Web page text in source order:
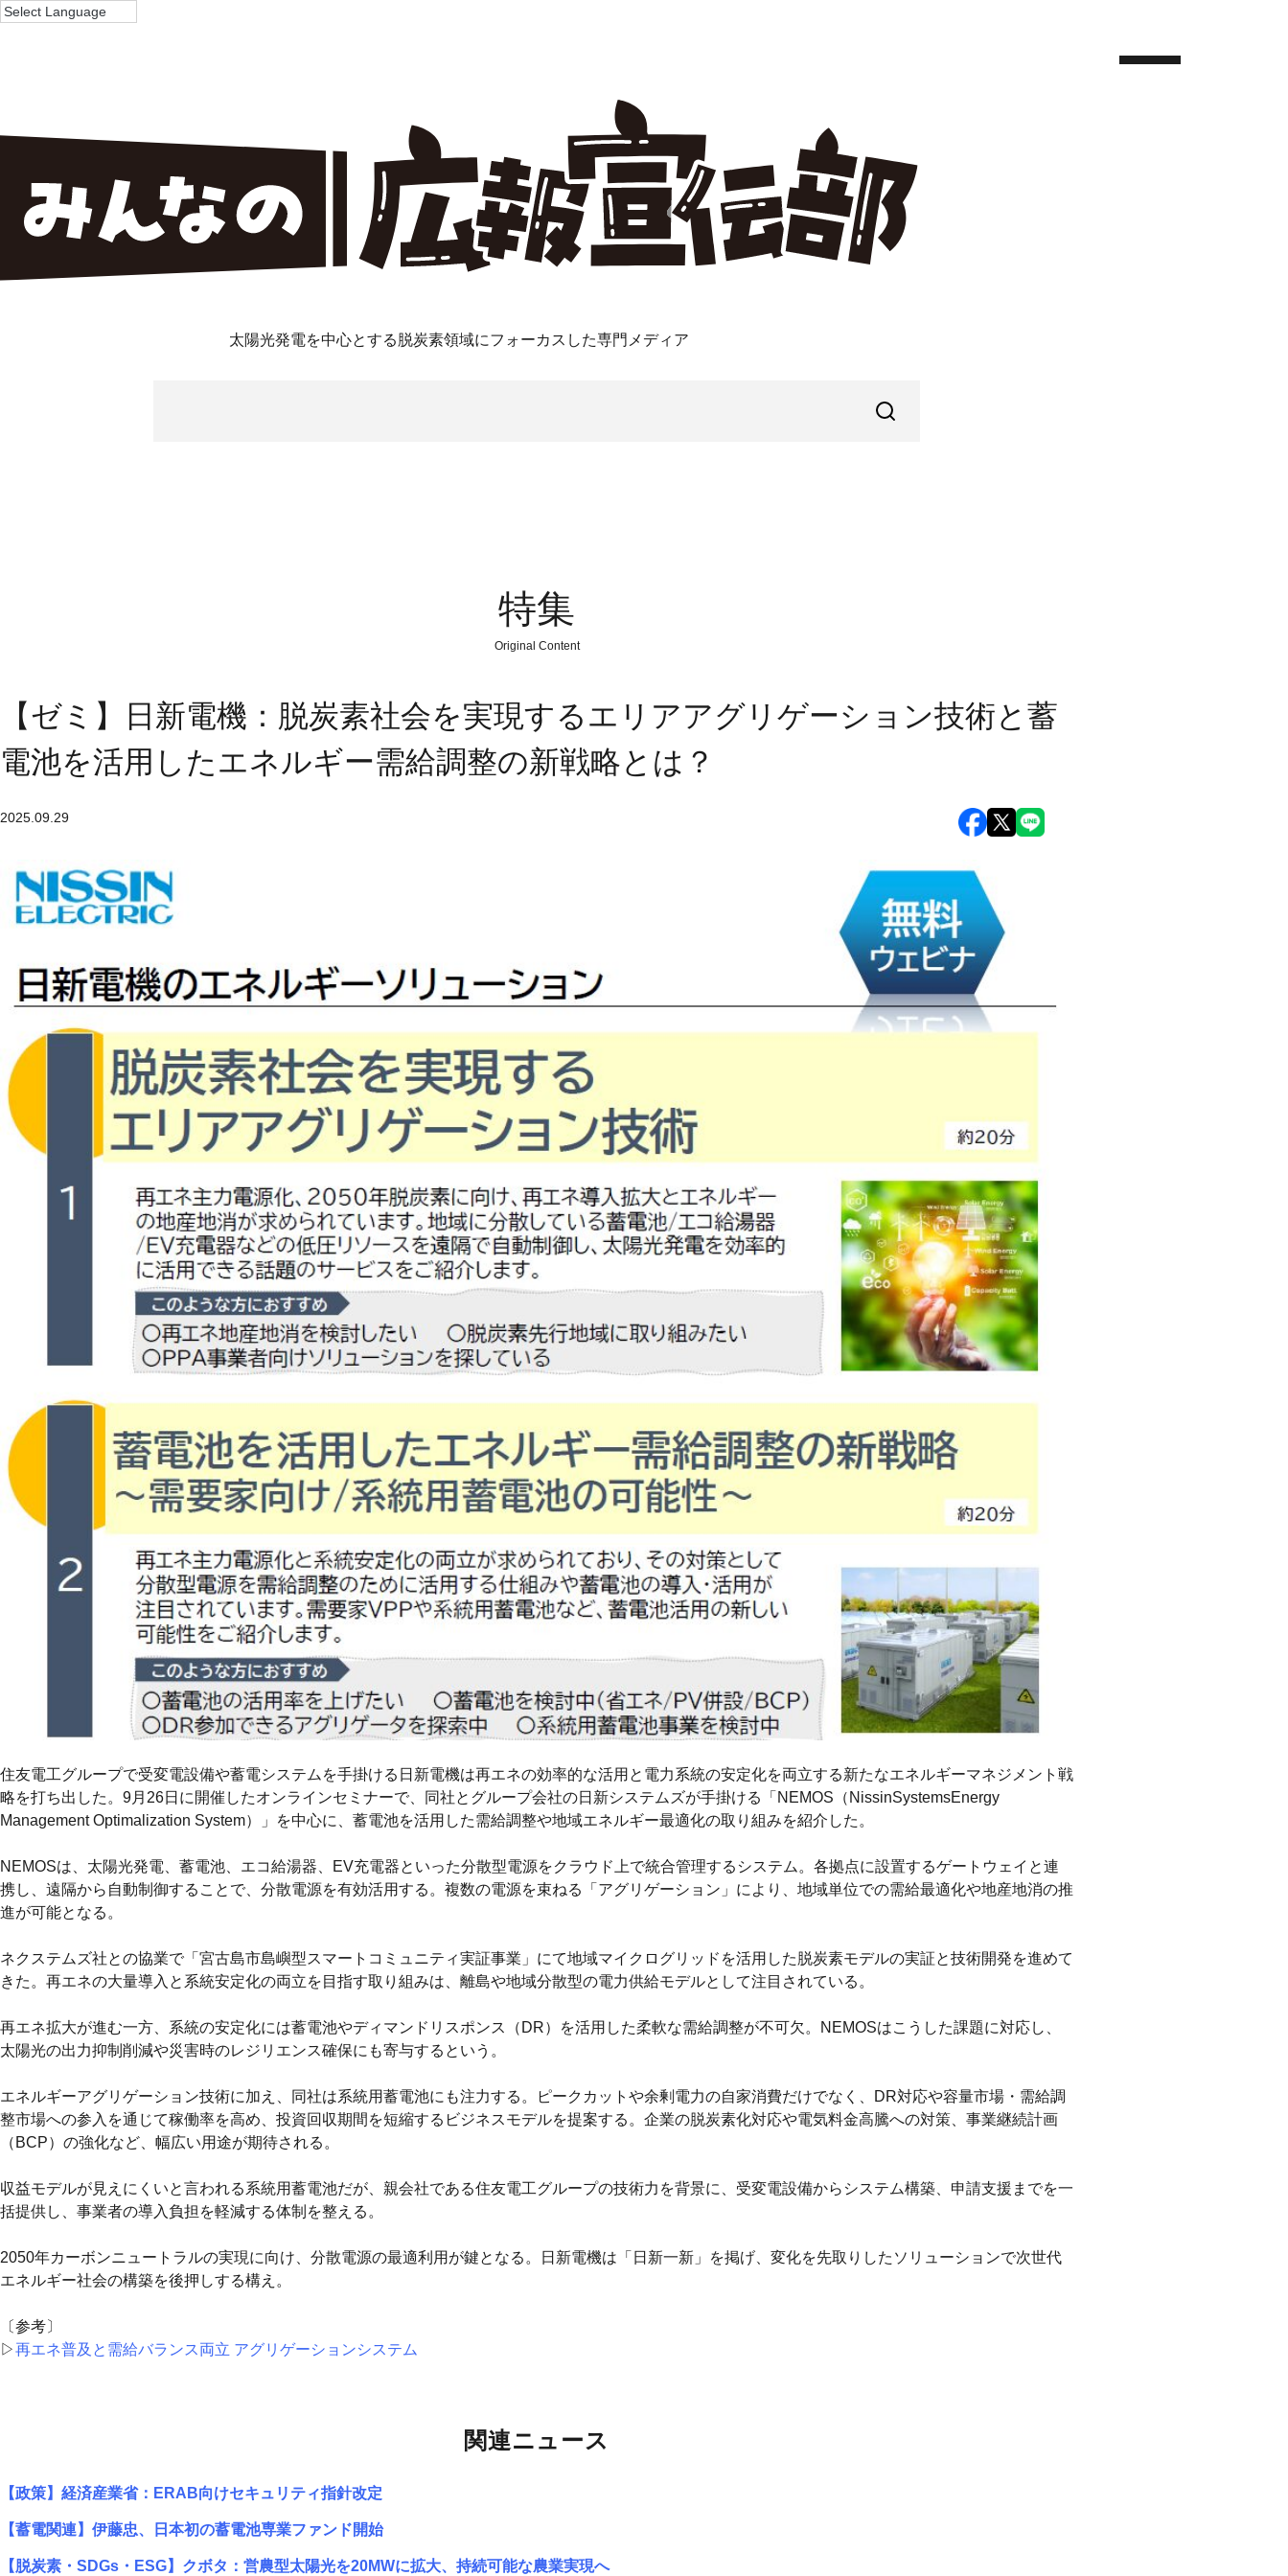
太陽光発電を中心とする脱炭素領域にフォーカスした専門メディア
特集
Original Content
【ゼミ】日新電機：脱炭素社会を実現するエリアアグリゲーション技術と蓄
電池を活用したエネルギー需給調整の新戦略とは？
2025.09.29
住友電工グループで受変電設備や蓄電システムを手掛ける日新電機は再エネの効率的な活用と電力系統の安定化を両立する新たなエネルギーマネジメント戦
略を打ち出した。9月26日に開催したオンラインセミナーで、同社とグループ会社の日新システムズが手掛ける「NEMOS（NissinSystemsEnergy
Management Optimalization System）」を中心に、蓄電池を活用した需給調整や地域エネルギー最適化の取り組みを紹介した。
NEMOSは、太陽光発電、蓄電池、エコ給湯器、EV充電器といった分散型電源をクラウド上で統合管理するシステム。各拠点に設置するゲートウェイと連
携し、遠隔から自動制御することで、分散電源を有効活用する。複数の電源を束ねる「アグリゲーション」により、地域単位での需給最適化や地産地消の推
進が可能となる。
ネクステムズ社との協業で「宮古島市島嶼型スマートコミュニティ実証事業」にて地域マイクログリッドを活用した脱炭素モデルの実証と技術開発を進めて
きた。再エネの大量導入と系統安定化の両立を目指す取り組みは、離島や地域分散型の電力供給モデルとして注目されている。
再エネ拡大が進む一方、系統の安定化には蓄電池やディマンドリスポンス（DR）を活用した柔軟な需給調整が不可欠。NEMOSはこうした課題に対応し、
太陽光の出力抑制削減や災害時のレジリエンス確保にも寄与するという。
エネルギーアグリゲーション技術に加え、同社は系統用蓄電池にも注力する。ピークカットや余剰電力の自家消費だけでなく、DR対応や容量市場・需給調
整市場への参入を通じて稼働率を高め、投資回収期間を短縮するビジネスモデルを提案する。企業の脱炭素化対応や電気料金高騰への対策、事業継続計画
（BCP）の強化など、幅広い用途が期待される。
収益モデルが見えにくいと言われる系統用蓄電池だが、親会社である住友電工グループの技術力を背景に、受変電設備からシステム構築、申請支援までを一
括提供し、事業者の導入負担を軽減する体制を整える。
2050年カーボンニュートラルの実現に向け、分散電源の最適利用が鍵となる。日新電機は「日新一新」を掲げ、変化を先取りしたソリューションで次世代
エネルギー社会の構築を後押しする構え。
〔参考〕
▷再エネ普及と需給バランス両立 アグリゲーションシステム
関連ニュース
【政策】経済産業省：ERAB向けセキュリティ指針改定
【蓄電関連】伊藤忠、日本初の蓄電池専業ファンド開始
【脱炭素・SDGs・ESG】クボタ：営農型太陽光を20MWに拡大、持続可能な農業実現へ